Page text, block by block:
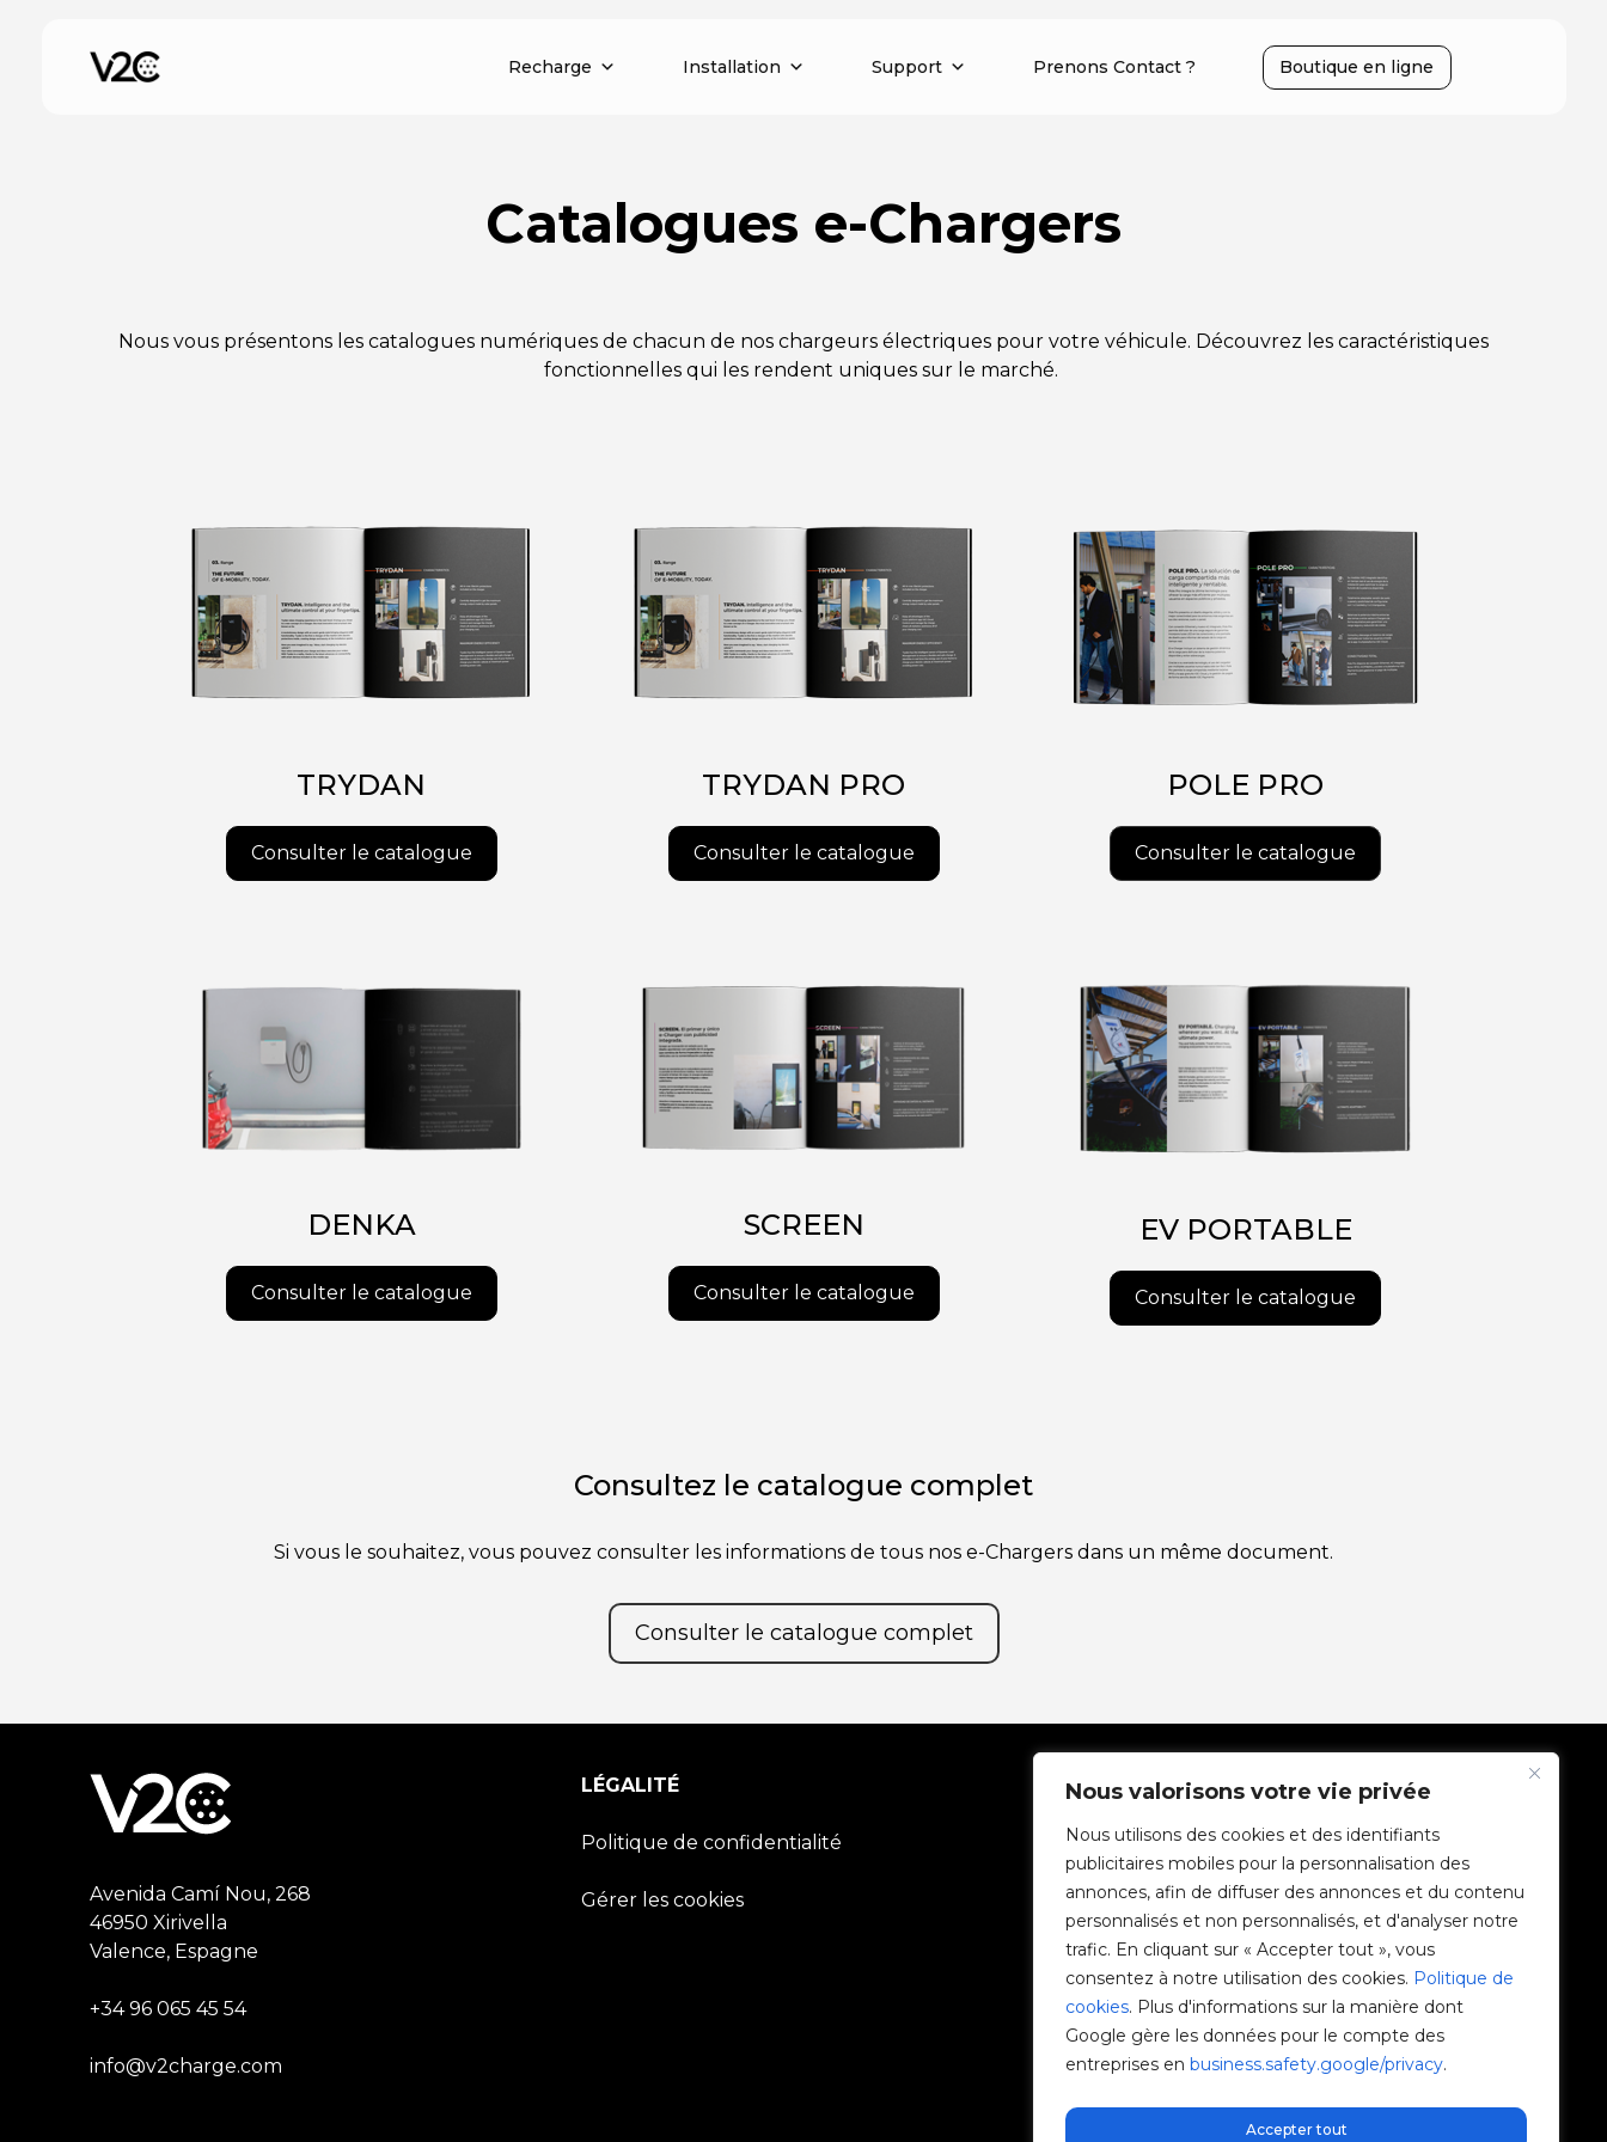
Nous valorisons votre vie privée
Nous utilisons des cookies et des identifiants
publicitaires mobiles pour la personnalisation des
annonces, afin de diffuser des annonces et du contenu
personnalisés et non personnalisés, et d'analyser notre
trafic. En cliquant sur « Accepter tout », vous
consentez à notre utilisation des cookies. Politique de
cookies. Plus d'informations sur la manière dont
Google gère les données pour le compte des
entreprises en business.safety.google/privacy.
Accepter tout
Recharge Installation Support Prenons Contact ? Boutique en ligne
Catalogues e-Chargers
Nous vous présentons les catalogues numériques de chacun de nos chargeurs électriques pour votre véhicule. Découvrez les caractéristiques
fonctionnelles qui les rendent uniques sur le marché.
TRYDAN
Consulter le catalogue
TRYDAN PRO
Consulter le catalogue
POLE PRO
Consulter le catalogue
DENKA
Consulter le catalogue
SCREEN
Consulter le catalogue
EV PORTABLE
Consulter le catalogue
Consultez le catalogue complet
Si vous le souhaitez, vous pouvez consulter les informations de tous nos e-Chargers dans un même document.
Consulter le catalogue complet
Avenida Camí Nou, 268
46950 Xirivella
Valence, Espagne
+34 96 065 45 54
info@v2charge.com
LÉGALITÉ
Politique de confidentialité
Gérer les cookies
SOCIÉTÉ
Communauté V2C
e-Chargers
V2C Cloud
V2C Payments
Blog
V2C Affiliate Program